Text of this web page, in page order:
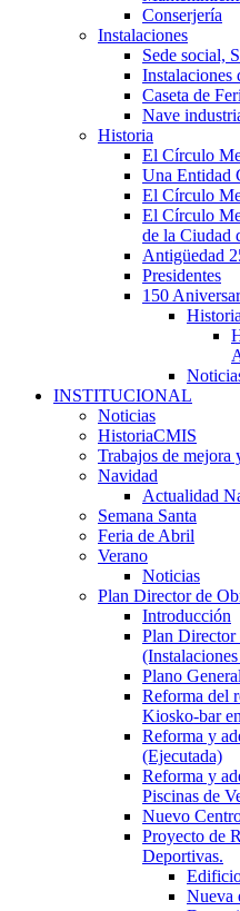
Conserjería
Instalaciones
Sede social,
Instalaciones
Caseta de
Nave
Historia
El Círculo
Una Entidad
El Círculo
El Círculo
de la Ciudad
Antigüedad
Presidentes
150
INSTITUCIONAL
Noticias
HistoriaCMIS
Trabajos de mejora
Navidad
Actualidad
Semana Santa
Feria de Abril
Verano
Noticias
Plan Director de
Introducción
Plan Director
Plano
Reforma del
Kiosko-bar
Reforma y
(Ejecutada)
Reforma y
Piscinas de
Nuevo
Proyecto de
Deportivas.
Nueva